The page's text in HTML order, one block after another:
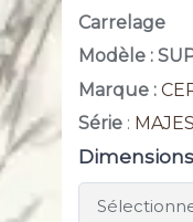
Carrelage
Modèle :
Marque :
Série :
Dimensions